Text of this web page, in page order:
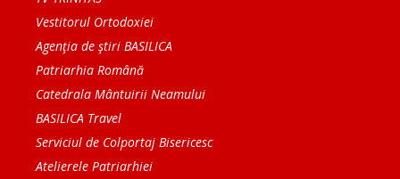
Vestitorul Ortodoxiei
Agenţia de ştiri BASILICA
Patriarhia Română
Catedrala Mântuirii Neamului
BASILICA Travel
Serviciul de Colportaj Bisericesc
Atelierele Patriarhiei